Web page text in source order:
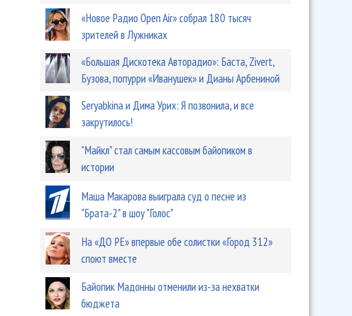
«Новое Радио Open Air» собрал 180 тысяч
зрителей в Лужниках
«Большая Дискотека Авторадио»: Баста, Zivert,
Бузова, попурри «Иванушек» и Дианы Арбениной
Seryabkina и Дима Урих: Я позвонила, и все
закрутилось!
"Майкл" стал самым кассовым байопиком в
истории
Маша Макарова выиграла суд о песне из
"Брата-2" в шоу "Голос"
На «ДО РЕ» впервые обе солистки «Город 312»
споют вместе
Байопик Мадонны отменили из-за нехватки
бюджета